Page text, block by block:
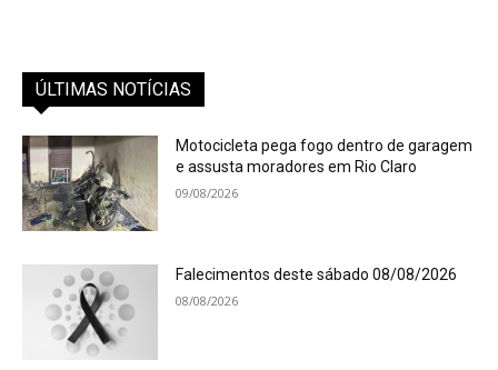
ÚLTIMAS NOTÍCIAS
Motocicleta pega fogo dentro de garagem
e assusta moradores em Rio Claro
09/08/2026
Falecimentos deste sábado 08/08/2026
08/08/2026